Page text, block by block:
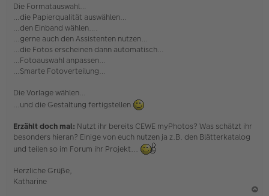
Die Formatauswahl…
…die Papierqualität auswählen…
…den Einband wählen….
…gerne auch den Assistenten nutzen…
…die Fotos erscheinen dann automatisch…
…Fotoauswahl anpassen…
…Smarte Fotoverteilung…
Die Vorlage wählen…
…und die Gestaltung fertigstellen
Erzählt doch mal: Nutzt ihr bereits CEWE myPhotos? Was schätzt ihr
besonders hieran? Einige von euch nutzen ja z.B. den Blätterkatalog
und teilen so im Forum ihr Projekt...
Herzliche Grüße,
Katharine